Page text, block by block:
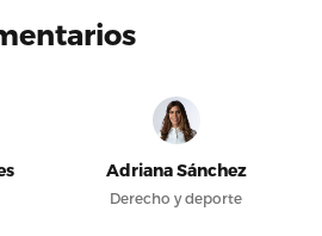
Adriana Sánchez
Derecho y deporte